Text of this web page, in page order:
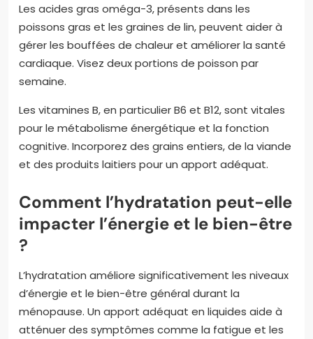
Les acides gras oméga-3, présents dans les
poissons gras et les graines de lin, peuvent aider à
gérer les bouffées de chaleur et améliorer la santé
cardiaque. Visez deux portions de poisson par
semaine.
Les vitamines B, en particulier B6 et B12, sont vitales
pour le métabolisme énergétique et la fonction
cognitive. Incorporez des grains entiers, de la viande
et des produits laitiers pour un apport adéquat.
Comment l’hydratation peut-elle
impacter l’énergie et le bien-être
?
L’hydratation améliore significativement les niveaux
d’énergie et le bien-être général durant la
ménopause. Un apport adéquat en liquides aide à
atténuer des symptômes comme la fatigue et les